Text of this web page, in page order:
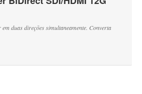
duas direções simultaneamente. Converta